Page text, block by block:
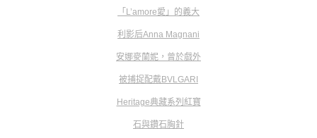
「L’amore愛」的義大
利影后Anna Magnani
安娜麥蘭妮，曾於戲外
被捕捉配戴BVLGARI
Heritage典藏系列紅寶
石與鑽石胸針